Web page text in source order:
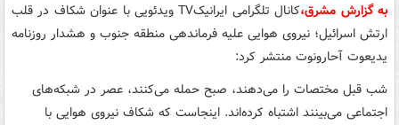
به گزارش مشرق،
کانال تلگرامی ایرانیکTV ویدئویی با عنوان شکاف در قلب
ارتش اسرائیل؛ نیروی هوایی علیه فرماندهی منطقه جنوب و هشدار روزنامه
یدیعوت آحارونوت منتشر کرد:
شب قبل مختصات را می‌دهند، صبح حمله می‌کنند، عصر در شبکه‌های
اجتماعی می‌بینند اشتباه کرده‌اند. اینجاست که شکاف نیروی هوایی با